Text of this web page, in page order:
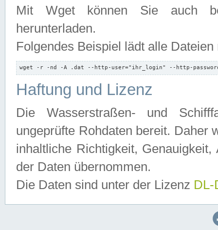
Mit Wget können Sie auch
herunterladen.
Folgendes Beispiel lädt alle
wget -r -nd -A .dat --http-user="ihr_login" --http-
Haftung und Lizenz
Die Wasserstraßen- und
ungeprüfte Rohdaten bereit. Daher
inhaltliche Richtigkeit,
der Daten übernommen.
Die Daten sind unter der Lizenz